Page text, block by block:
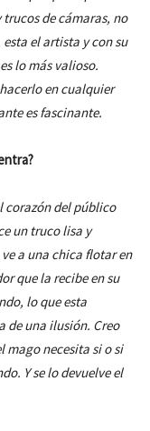
de cámaras, no
el artista y con su
lo más valioso.
en cualquier
es fascinante.
corazón del público
un truco lisa y
a una chica flotar en
que la recibe en su
lo que esta
de una ilusión. Creo
mago necesita si o si
Y se lo devuelve el